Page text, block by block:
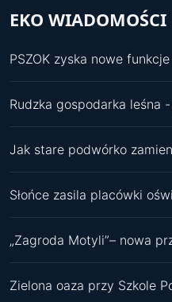
EKO WIADOMOŚCI
PSZOK zyska nowe
Rudzka gospodarka leśna
Jak stare podwórko
Słońce zasila placówki
Zielona oaza przy Szkole